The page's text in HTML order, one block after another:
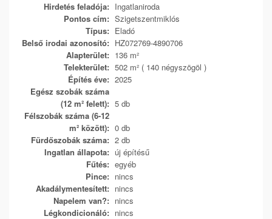
Hirdetés feladója: Ingatlaniroda
Pontos cím: Szigetszentmiklós
Típus: Eladó
Belső irodai azonosító: HZ072769-4890706
Alapterület: 136 m²
Telekterület: 502 m² ( 140 négyszögöl )
Építés éve: 2025
Egész szobák száma
(12 m² felett): 5 db
Félszobák száma (6-12
m² között): 0 db
Fürdőszobák száma: 2 db
Ingatlan állapota: új építésű
Fűtés: egyéb
Pince: nincs
Akadálymentesített: nincs
Napelem van?: nincs
Légkondicionáló: nincs